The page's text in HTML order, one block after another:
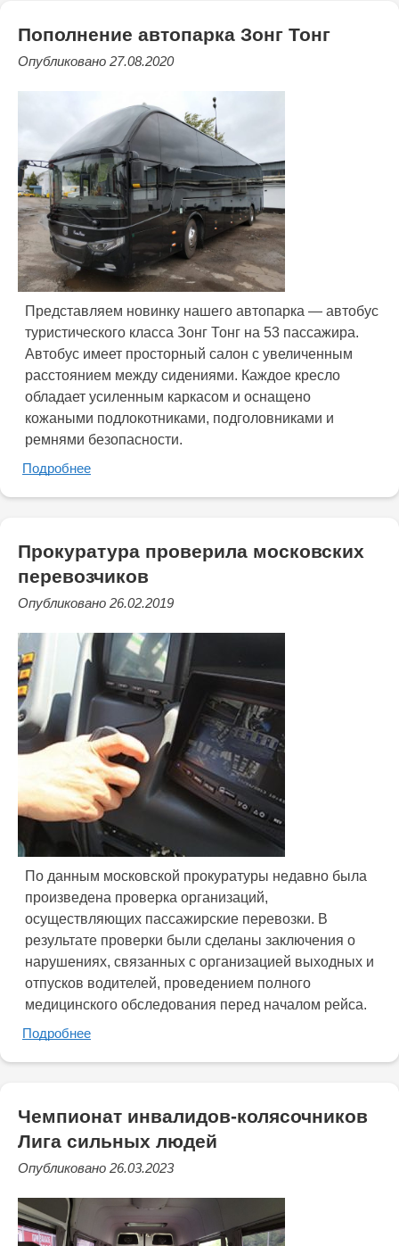
Пополнение автопарка Зонг Тонг
Опубликовано 27.08.2020
Представляем новинку нашего автопарка — автобус
туристического класса Зонг Тонг на 53 пассажира.
Автобус имеет просторный салон с увеличенным
расстоянием между сидениями. Каждое кресло
обладает усиленным каркасом и оснащено
кожаными подлокотниками, подголовниками и
ремнями безопасности.
Подробнее
Прокуратура проверила московских
перевозчиков
Опубликовано 26.02.2019
По данным московской прокуратуры недавно была
произведена проверка организаций,
осуществляющих пассажирские перевозки. В
результате проверки были сделаны заключения о
нарушениях, связанных с организацией выходных и
отпусков водителей, проведением полного
медицинского обследования перед началом рейса.
Подробнее
Чемпионат инвалидов-колясочников
Лига сильных людей
Опубликовано 26.03.2023